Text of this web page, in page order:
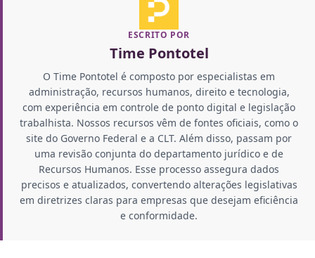
ESCRITO POR
Time Pontotel
O Time Pontotel é composto por especialistas em
administração, recursos humanos, direito e tecnologia,
com experiência em controle de ponto digital e legislação
trabalhista. Nossos recursos vêm de fontes oficiais, como o
site do Governo Federal e a CLT. Além disso, passam por
uma revisão conjunta do departamento jurídico e de
Recursos Humanos. Esse processo assegura dados
precisos e atualizados, convertendo alterações legislativas
em diretrizes claras para empresas que desejam eficiência
e conformidade.